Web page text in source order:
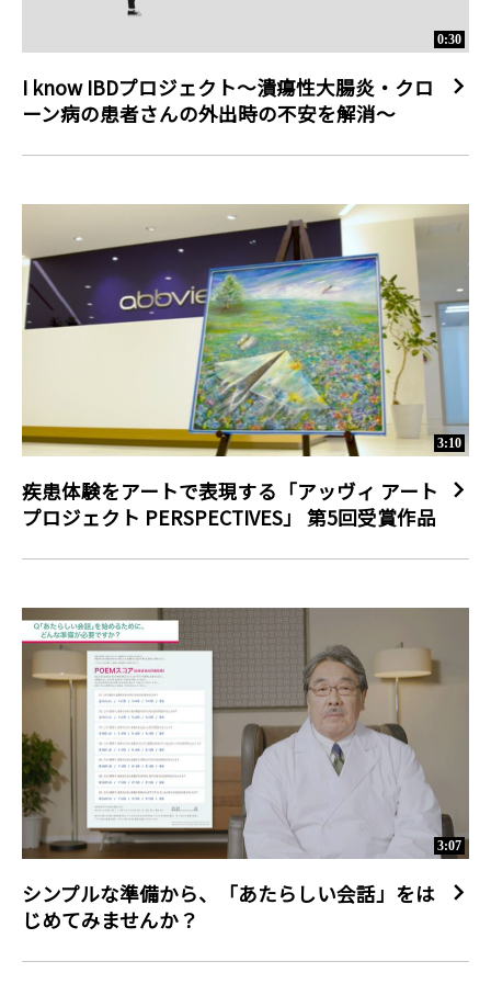
0:30
I know IBDプロジェクト～潰瘍性大腸炎・クロ
ーン病の患者さんの外出時の不安を解消～
3:10
疾患体験をアートで表現する「アッヴィ アート
プロジェクト PERSPECTIVES」 第5回受賞作品
3:07
シンプルな準備から、「あたらしい会話」をは
じめてみませんか？